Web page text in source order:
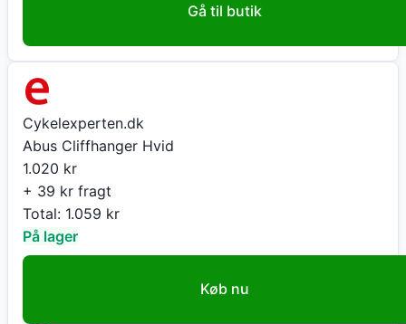
Gå til butik
Cykelexperten.dk
Abus Cliffhanger Hvid
1.020 kr
+ 39 kr fragt
Total: 1.059 kr
På lager
Køb nu